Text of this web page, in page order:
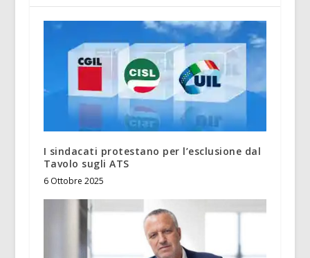
I sindacati protestano per l’esclusione dal
Tavolo sugli ATS
6 Ottobre 2025